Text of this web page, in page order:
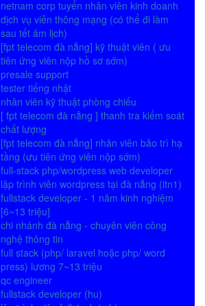
netnam corp tuyển nhân viên kinh doanh
dịch vụ viễn thông mạng (có thể đi làm
sau tết âm lịch)
[fpt telecom đà nẵng] kỹ thuật viên ( ưu
tiên ứng viên nộp hồ sơ sớm)
presale support
tester tiếng nhật
nhân viên kỹ thuật phòng chiếu
[ fpt telecom đà nẵng ] thanh tra kiểm soát
chất lượng
[fpt telecom đà nẵng] nhân viên bảo trì hạ
tầng (ưu tiên ứng viên nộp sớm)
full-stack php/wordpress web developer
lập trình viên wordpress tại đà nẵng (itn1)
fullstack developer - 1 năm kinh nghiệm
[6~13 triệu]
chi nhánh đà nẵng - chuyên viên công
nghệ thông tin
full stack (php/ laravel hoặc php/ word
press) lương 7~13 triệu
qc engineer
fullstack developer (hu)